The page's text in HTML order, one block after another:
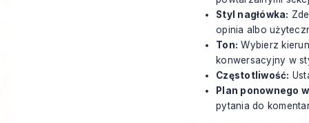
Styl nagłówka:
opinia albo
Ton: Wybierz
konwersacyjny w
Częstotliwość:
Plan ponownego
pytania do